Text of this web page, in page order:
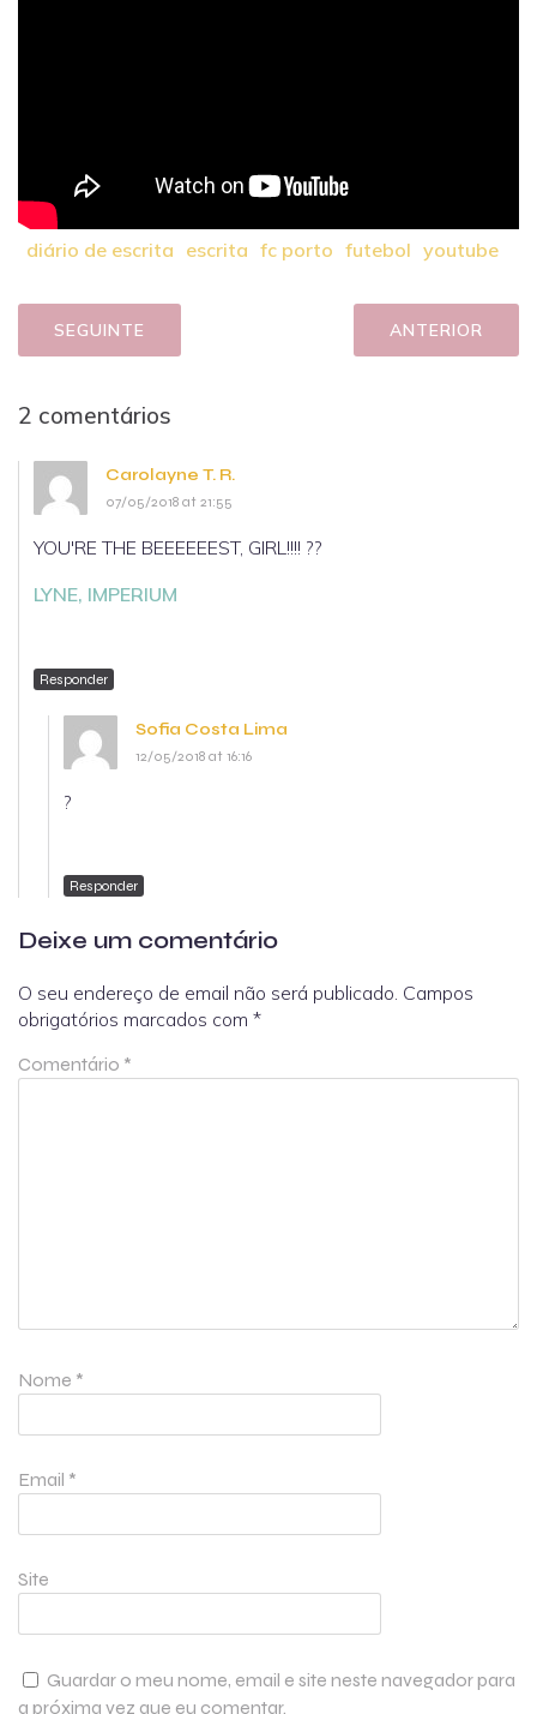
diário de escrita escrita fc porto futebol youtube
SEGUINTE ANTERIOR
2 comentários
Carolayne T. R.
07/05/2018 at 21:55
YOU'RE THE BEEEEEEST, GIRL!!!! ??
LYNE, IMPERIUM
Responder
Sofia Costa Lima
12/05/2018 at 16:16
?
Responder
Deixe um comentário
O seu endereço de email não será publicado. Campos
obrigatórios marcados com *
Comentário *
Nome *
Email *
Site
Guardar o meu nome, email e site neste navegador para
a próxima vez que eu comentar.